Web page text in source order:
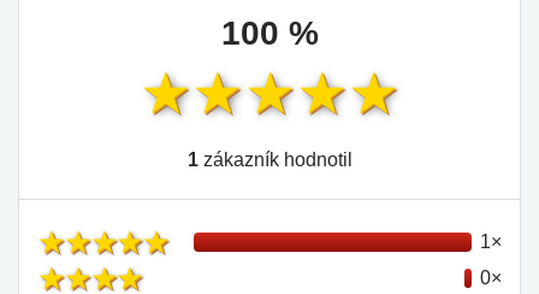
100 %
1zákazník hodnotil
1×
0×